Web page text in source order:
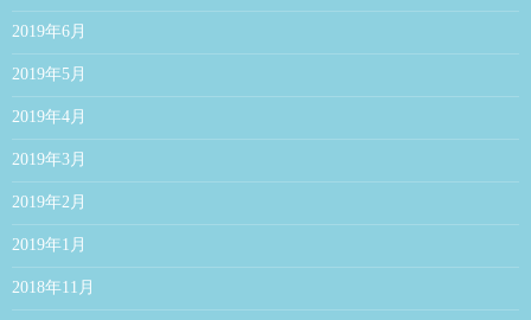
2019年6月
2019年5月
2019年4月
2019年3月
2019年2月
2019年1月
2018年11月